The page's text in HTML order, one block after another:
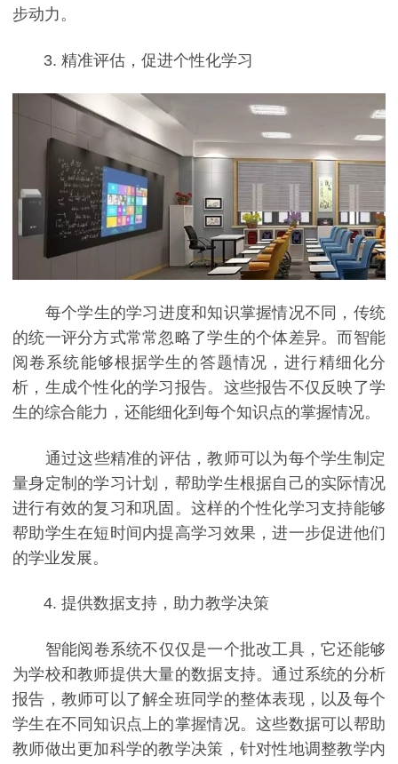
步动力。
3. 精准评估，促进个性化学习
每个学生的学习进度和知识掌握情况不同，传统
的统一评分方式常常忽略了学生的个体差异。而智能
阅卷系统能够根据学生的答题情况，进行精细化分
析，生成个性化的学习报告。这些报告不仅反映了学
生的综合能力，还能细化到每个知识点的掌握情况。
通过这些精准的评估，教师可以为每个学生制定
量身定制的学习计划，帮助学生根据自己的实际情况
进行有效的复习和巩固。这样的个性化学习支持能够
帮助学生在短时间内提高学习效果，进一步促进他们
的学业发展。
4. 提供数据支持，助力教学决策
智能阅卷系统不仅仅是一个批改工具，它还能够
为学校和教师提供大量的数据支持。通过系统的分析
报告，教师可以了解全班同学的整体表现，以及每个
学生在不同知识点上的掌握情况。这些数据可以帮助
教师做出更加科学的教学决策，针对性地调整教学内